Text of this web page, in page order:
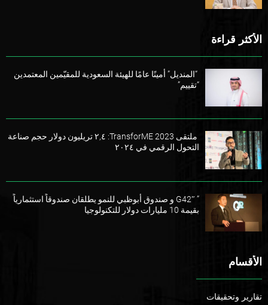
الأكثر قراءة
“المنديل” أمينًا عامًا للهيئة السعودية للمقيّمين المعتمدين
“تقييم”
ملتقى TransforME 2023: ٢,٤ تريليون دولار حجم صناعة
التحول الرقمي في ٢٠٢٤
” G42″ و صندوق أبوظبي للنمو يطلقان صندوقاً استثمارياً
بقيمة 10 مليارات دولار للتكنولوجيا
الأقسام
تقارير وتحقيقات